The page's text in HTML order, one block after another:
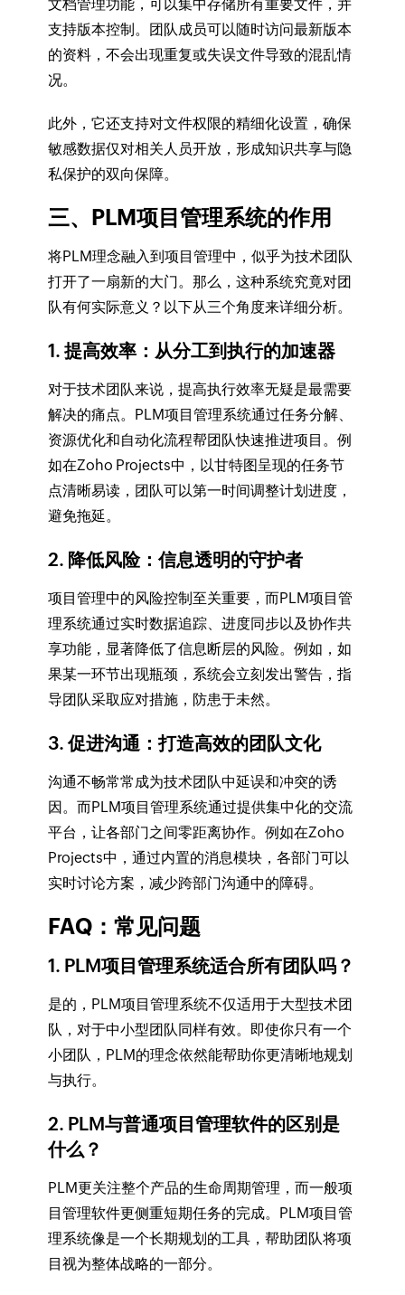
文档管理功能，可以集中存储所有重要文件，并
支持版本控制。团队成员可以随时访问最新版本
的资料，不会出现重复或失误文件导致的混乱情
况。
此外，它还支持对文件权限的精细化设置，确保
敏感数据仅对相关人员开放，形成知识共享与隐
私保护的双向保障。
三、PLM项目管理系统的作用
将PLM理念融入到项目管理中，似乎为技术团队
打开了一扇新的大门。那么，这种系统究竟对团
队有何实际意义？以下从三个角度来详细分析。
1. 提高效率：从分工到执行的加速器
对于技术团队来说，提高执行效率无疑是最需要
解决的痛点。PLM项目管理系统通过任务分解、
资源优化和自动化流程帮团队快速推进项目。例
如在Zoho Projects中，以甘特图呈现的任务节
点清晰易读，团队可以第一时间调整计划进度，
避免拖延。
2. 降低风险：信息透明的守护者
项目管理中的风险控制至关重要，而PLM项目管
理系统通过实时数据追踪、进度同步以及协作共
享功能，显著降低了信息断层的风险。例如，如
果某一环节出现瓶颈，系统会立刻发出警告，指
导团队采取应对措施，防患于未然。
3. 促进沟通：打造高效的团队文化
沟通不畅常常成为技术团队中延误和冲突的诱
因。而PLM项目管理系统通过提供集中化的交流
平台，让各部门之间零距离协作。例如在Zoho
Projects中，通过内置的消息模块，各部门可以
实时讨论方案，减少跨部门沟通中的障碍。
FAQ：常见问题
1. PLM项目管理系统适合所有团队吗？
是的，PLM项目管理系统不仅适用于大型技术团
队，对于中小型团队同样有效。即使你只有一个
小团队，PLM的理念依然能帮助你更清晰地规划
与执行。
2. PLM与普通项目管理软件的区别是
什么？
PLM更关注整个产品的生命周期管理，而一般项
目管理软件更侧重短期任务的完成。PLM项目管
理系统像是一个长期规划的工具，帮助团队将项
目视为整体战略的一部分。